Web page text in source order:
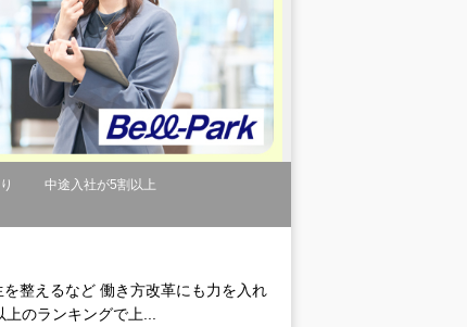
中途入社が5割以上
整えるなど 働き方改革にも力を入れ
のランキングで上...